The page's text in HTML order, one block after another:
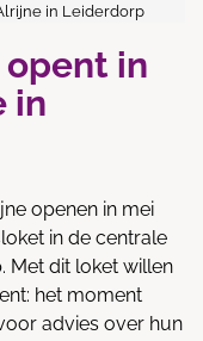
in Leiderdorp
in
in
openen in mei
in de centrale
Met dit loket willen
het moment
advies over hun